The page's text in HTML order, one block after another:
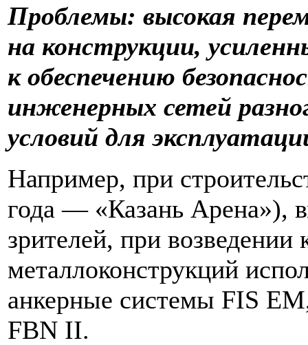
Проблемы: высокая
на конструкции,
к обеспечению
инженерных сетей
условий для
Например, при
года — «Казань Арена»),
зрителей, при
металлоконструкций
анкерные системы FIS
FBN II.